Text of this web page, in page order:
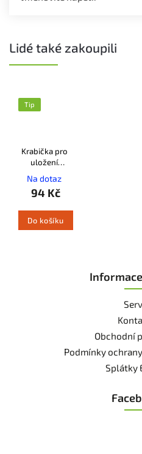
Lidé také zakoupili
Tip
Krabička pro
uložení
pilových
řetězů STIHL
Na dotaz
94 Kč
Do košíku
Obchodní
Podmínky
Splátky